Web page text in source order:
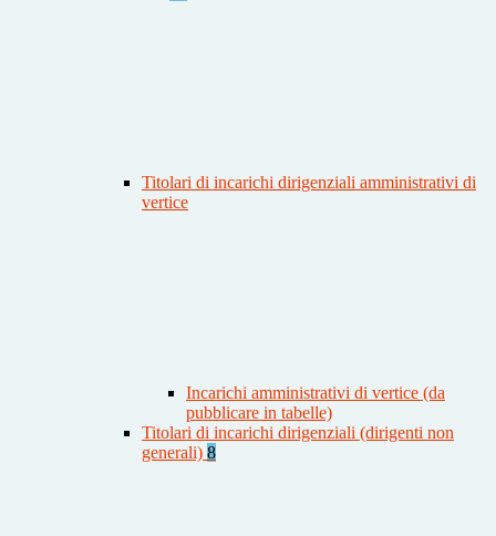
Titolari di incarichi dirigenziali amministrativi di
vertice
Incarichi amministrativi di vertice (da
pubblicare in tabelle)
Titolari di incarichi dirigenziali (dirigenti non
generali) 8